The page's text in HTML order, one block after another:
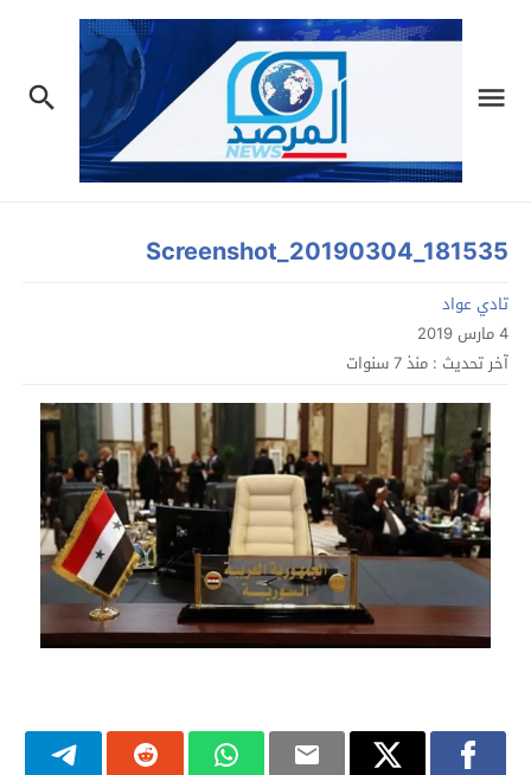
Screenshot_20190304_181535
تادي عواد
4 مارس 2019
آخر تحديث : منذ 7 سنوات